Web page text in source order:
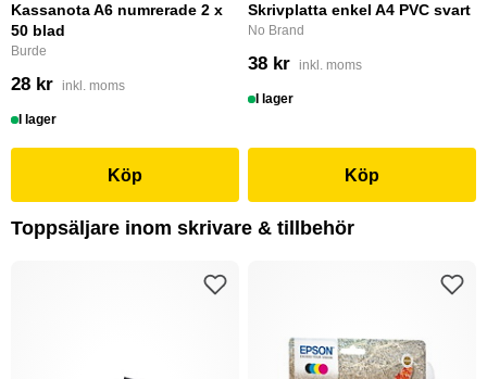
Kassanota A6 numrerade 2 x
50 blad
Burde
28 kr inkl. moms
I lager
Köp
Skrivplatta enkel A4 PVC svart
No Brand
38 kr inkl. moms
I lager
Köp
Toppsäljare inom skrivare & tillbehör